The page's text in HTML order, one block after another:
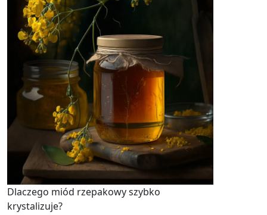
Dlaczego miód rzepakowy szybko
krystalizuje?